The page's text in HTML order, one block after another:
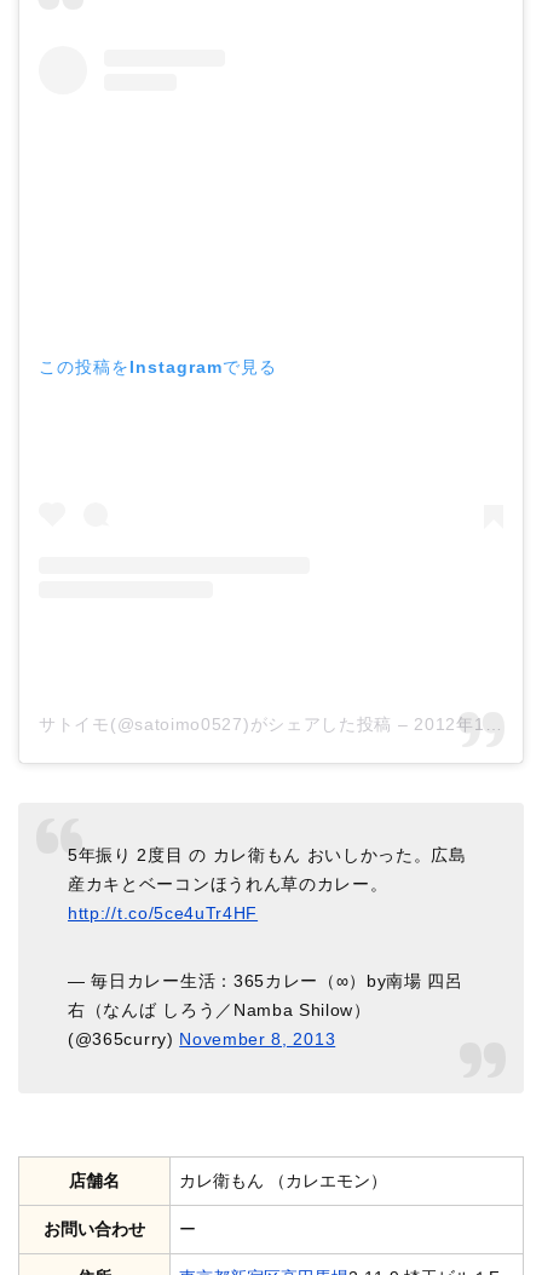
この投稿をInstagramで見る
サトイモ(@satoimo0527)がシェアした投稿 – 2012年12月月27日午後7時51分PST
5年振り 2度目 の カレ衛もん おいしかった。広島
産カキとベーコンほうれん草のカレー。
http://t.co/5ce4uTr4HF
— 毎日カレー生活：365カレー（∞）by南場 四呂
右（なんば しろう／Namba Shilow）
(@365curry) November 8, 2013
店舗名 カレ衛もん （カレエモン）
お問い合わせ ー